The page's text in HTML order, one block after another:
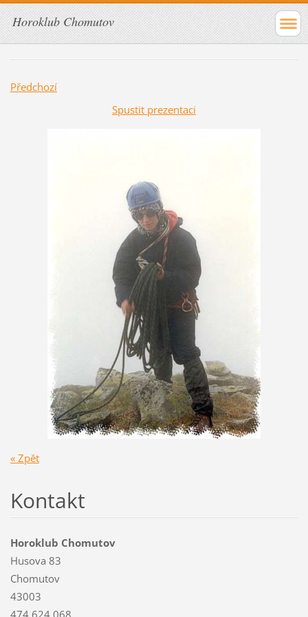
Horoklub Chomutov
Předchozí
Spustit prezentaci
« Zpět
Kontakt
Horoklub Chomutov
Husova 83
Chomutov
43003
474 624 068